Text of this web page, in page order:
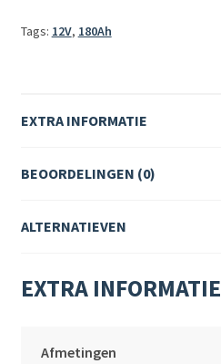
Tags: 12V, 180Ah
EXTRA INFORMATIE
BEOORDELINGEN (0)
ALTERNATIEVEN
EXTRA INFORMATIE
Afmetingen